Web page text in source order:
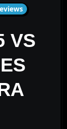
VS